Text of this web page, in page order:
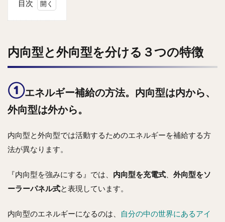
目次
型
と
外
型
を
分
け
３
つ
の
徴
1.1
ギー
内向型と外向型を分ける３つの特徴
①エネルギー補給の方法。内向型は内から、
外向型は外から。
内向型と外向型では活動するためのエネルギーを補給する方
法が異なります。
『内向型を強みにする』では、 内向型を充電式
外向型をソ
ーラーパネル式と表現しています。
内向型のエネルギーになるのは、
自分の中の世界にあるアイ